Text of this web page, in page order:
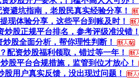
避坑指南，老股民真实经验分享！
现体验分享，这些平台到账及时！
股正规平台排名，参考评级准没错！
股全面分析，帮你理性判断！
配资炒股福利领取，错过等一年！
股平台合规措施，监管到位才放心！
用户真实反馈，没出现过问题！